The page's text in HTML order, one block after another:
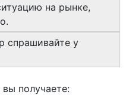
на рынке,
спрашивайте у
получаете: